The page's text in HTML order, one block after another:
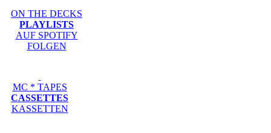
ON THE DECKS
PLAYLISTS
AUF SPOTIFY
FOLGEN
MC * TAPES
CASSETTES
KASSETTEN